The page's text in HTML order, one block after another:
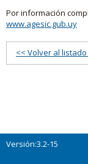
Por información
www.agesic.gub.uy
<< Volver al
Versión:3.2-15